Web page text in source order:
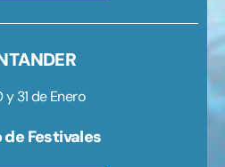
y 31 de Enero
de Festivales